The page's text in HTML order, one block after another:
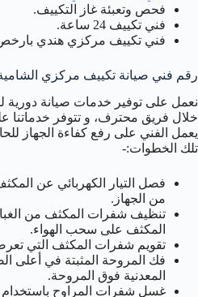
فحص وتعبئة غاز التكييف.
فني تكييف 24 ساعة.
فني تكييف مركزي هندي بارخص
رقم فني صيانة تكييف مركزي
نعمل على توفير خدمات صيانة دورية
يعمل الفني على رفع كفاءة الجهاز
تلك الخطوات:-
فصل التيار الكهربائي عن
من الجهاز.
تنظيف شفرات المكثف من
المكثف على سحب الهواء.
تقويم شفرات المكثف التي تعرضت
فك المروحة المثبتة في أعلى
المعدنية فوق المروحة.
غسل شفرات المراوح باستخدام